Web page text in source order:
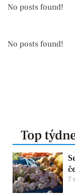
No posts found!
No posts found!
Top
7